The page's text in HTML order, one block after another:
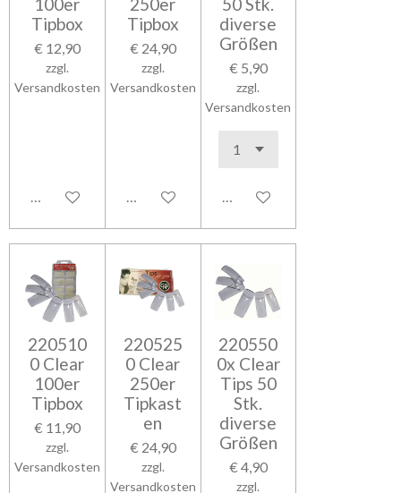
Tipbox
€ 12,90
zzgl.
Versandkosten
In den Warenkorb
Tipbox
€ 24,90
zzgl.
Versandkosten
In den Warenkorb
diverse
Größen
€ 5,90
zzgl.
Versandkosten
In den Warenkorb
220510
0 Clear
100er
Tipbox
€ 11,90
zzgl.
Versandkosten
220525
0 Clear
250er
Tipkast
en
€ 24,90
zzgl.
Versandkosten
220550
0x Clear
Tips 50
Stk.
diverse
Größen
€ 4,90
zzgl.